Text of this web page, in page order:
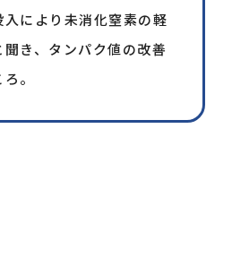
、銅剤農薬との混用は出
ると薬害の出やすい農薬
てください。
により未消化窒素の軽
き、タンパク値の改善
。